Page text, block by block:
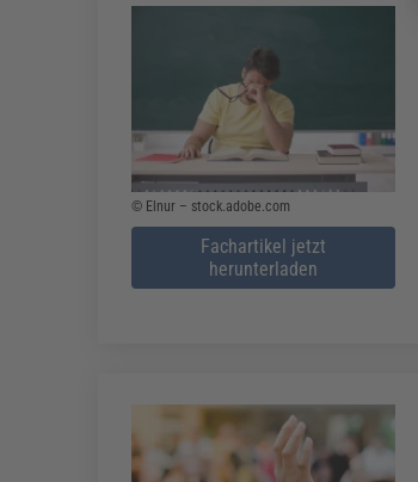
© Elnur – stock.adobe.com
Fachartikel jetzt
herunterladen